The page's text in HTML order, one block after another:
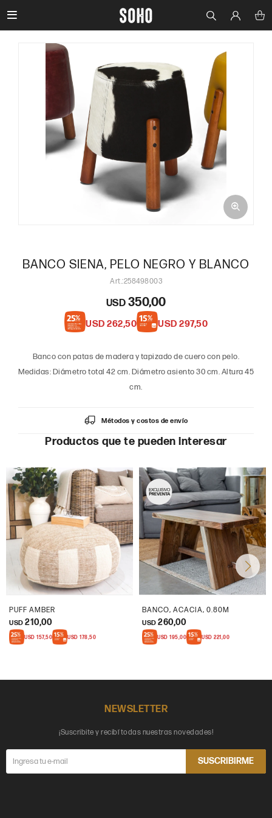

BANCO SIENA, PELO NEGRO Y BLANCO
258498003
USD 350,00
USD 262,50 USD 297,50
Banco con patas de madera y tapizado de cuero con pelo.
Medidas: Diámetro total 42 cm. Diámetro asiento 30 cm. Altura 45
cm.
Métodos y costos de envío
Productos que te pueden interesar
PUFF AMBER
USD 210,00
USD 157,50 USD 178,50
BANCO, ACACIA, 0.80M
USD 260,00
USD 195,00 USD 221,00
NEWSLETTER
¡Suscribite y recibí todas nuestras novedades!
SUSCRIBIRME